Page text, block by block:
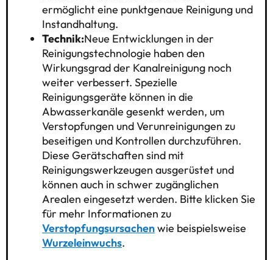
ermöglicht eine punktgenaue Reinigung und
Instandhaltung.
Technik:Neue Entwicklungen in der
Reinigungstechnologie haben den
Wirkungsgrad der Kanalreinigung noch
weiter verbessert. Spezielle
Reinigungsgeräte können in die
Abwasserkanäle gesenkt werden, um
Verstopfungen und Verunreinigungen zu
beseitigen und Kontrollen durchzuführen.
Diese Gerätschaften sind mit
Reinigungswerkzeugen ausgerüstet und
können auch in schwer zugänglichen
Arealen eingesetzt werden. Bitte klicken Sie
für mehr Informationen zu
Verstopfungsursachenwie beispielsweise
Wurzeleinwuchs.